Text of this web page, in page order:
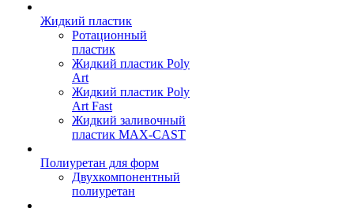
Жидкий пластик
Ротационный
пластик
Жидкий пластик Poly
Art
Жидкий пластик Poly
Art Fast
Жидкий заливочный
пластик MAX-CAST
Полиуретан для форм
Двухкомпонентный
полиуретан